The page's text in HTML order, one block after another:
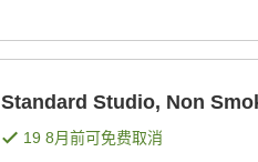
Standard Studio, Non
19 8月前可免费取消